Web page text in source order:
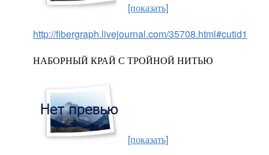
[показать]
http://fibergraph.livejournal.com/35708.html#cutid1
НАБОРНЫЙ КРАЙ С ТРОЙНОЙ НИТЬЮ
[показать]